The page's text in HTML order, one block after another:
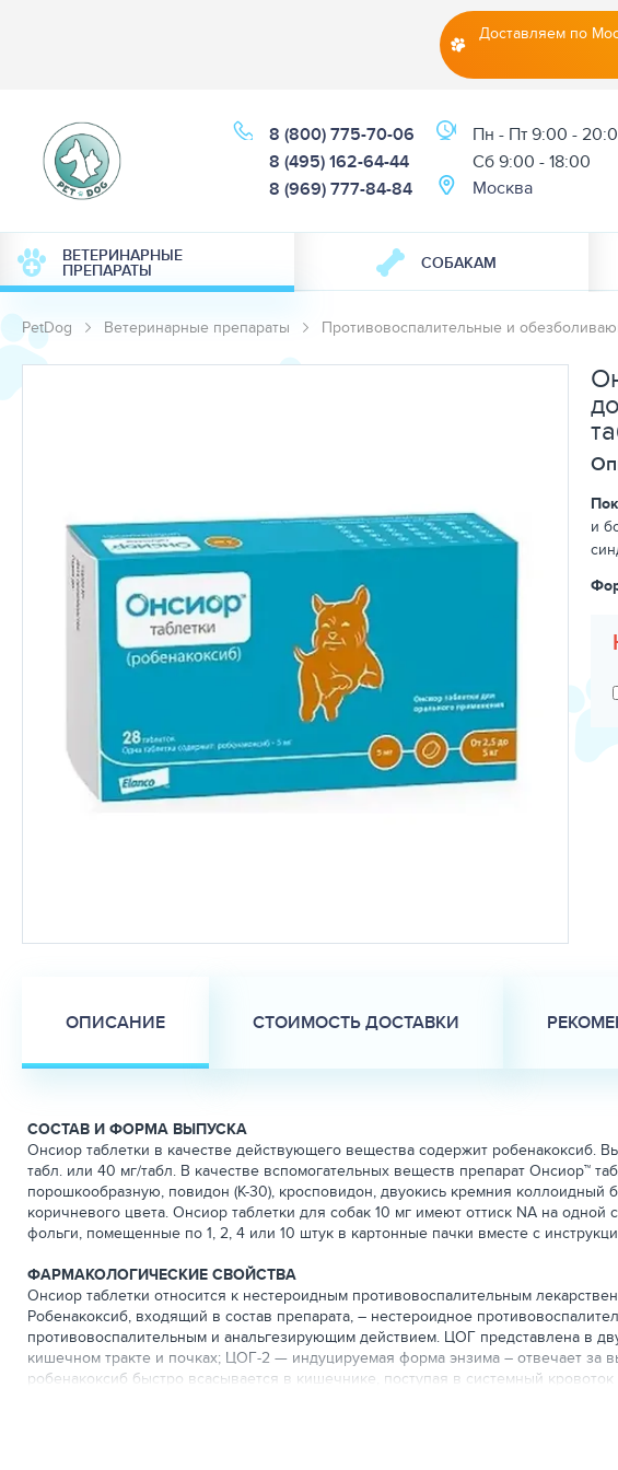
Доставляем по
8 (800) 775-70-06
8 (495) 162-64-44
8 (969) 777-84-84
Пн - Пт 9:00 -
Cб 9:00 - 18:00
Москва
ВЕТЕРИНАРНЫЕ
ПРЕПАРАТЫ СОБАКАМ
PetDog Ветеринарные препараты Противовоспалительные и
и
ОПИСАНИЕ СТОИМОСТЬ ДОСТАВКИ
СОСТАВ И ФОРМА ВЫПУСКА
Онсиор таблетки в качестве действующего вещества содержит робенакоксиб.
табл. или 40 мг/табл. В качестве вспомогательных веществ препарат Онсиор™
порошкообразную, повидон (К-30), кросповидон, двуокись кремния коллоидный
коричневого цвета. Онсиор таблетки для собак 10 мг имеют оттиск NA на
фольги, помещенные по 1, 2, 4 или 10 штук в картонные пачки вместе с
ФАРМАКОЛОГИЧЕСКИЕ СВОЙСТВА
Онсиор таблетки относится к нестероидным противовоспалительным
Робенакоксиб, входящий в состав препарата, – нестероидное
противовоспалительным и анальгезирующим действием. ЦОГ представлена в
кишечном тракте и почках; ЦОГ-2 — индуцируемая форма энзима – отвечает
робенакоксиб быстро всасывается в кишечнике, поступая в системный
концентрация в плазме отмечается через 0,5 часа, биодоступность
печени, выделяется в основном с желчью (около 70% у кошек и около 65% у